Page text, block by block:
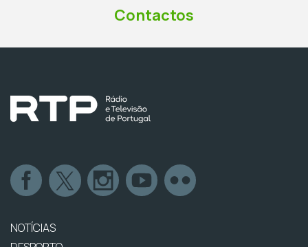
Contactos
NOTÍCIAS